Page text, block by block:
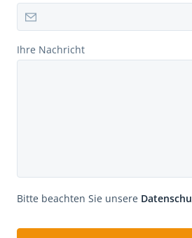
Ihre Nachricht
Bitte beachten Sie unsere